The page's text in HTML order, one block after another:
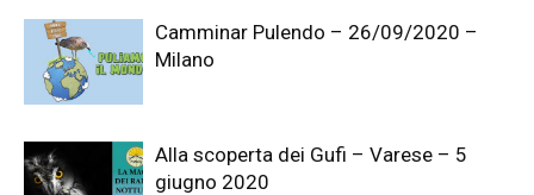
Camminar Pulendo – 26/09/2020 –
Milano
Alla scoperta dei Gufi – Varese – 5
giugno 2020